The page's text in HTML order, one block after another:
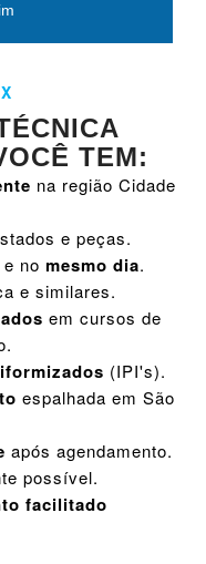
TEM:
na região Cidade
e peças.
no mesmo dia.
e similares.
em cursos de
(IPI's).
espalhada em São
após agendamento.
possível.
facilitado